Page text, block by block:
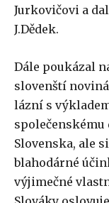
Jurkovičovi a
J.Dědek.
Dále poukázal
slovenští
lázní s
společenskému
Slovenska, ale
blahodárné
výjimečné